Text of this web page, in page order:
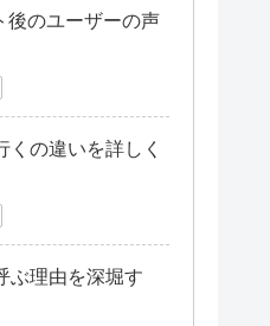
後のユーザーの声
くの違いを詳しく
ぶ理由を深堀す